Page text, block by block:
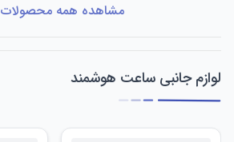
مشاهده همه محصولات
لوازم جانبی ساعت هوشمند